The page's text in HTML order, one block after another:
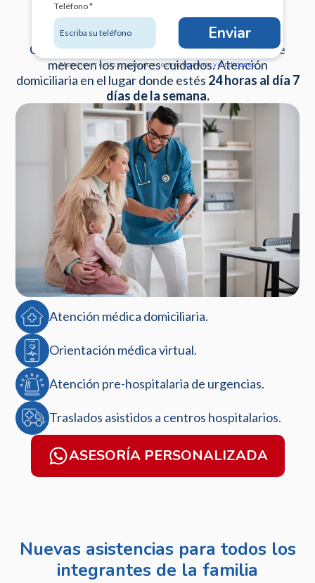
Teléfono *
Enviar
Al continuar estás aceptando nuestrosterminos y condiciones.
Plan Integral
Cuidamos de tu familia y seres queridos porque
merecen los mejores cuidados. Atención
domiciliaria en el lugar donde estés 24 horas al día 7
días de la semana.
Atención médica domiciliaria.
Orientación médica virtual.
Atención pre-hospitalaria de urgencias.
Traslados asistidos a centros hospitalarios.
ASESORÍA PERSONALIZADA
Nuevas asistencias para todos los
integrantes de la familia